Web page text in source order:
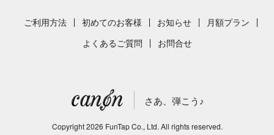
発表会
新沢としひこ
採用情報
サイトマップ
ご利用方法 初めてのお客様 お知らせ 月額プラン
よくあるご質問 お問合せ
さあ、弾こう♪
Copyright2026 FunTap Co., Ltd. All rights reserved.